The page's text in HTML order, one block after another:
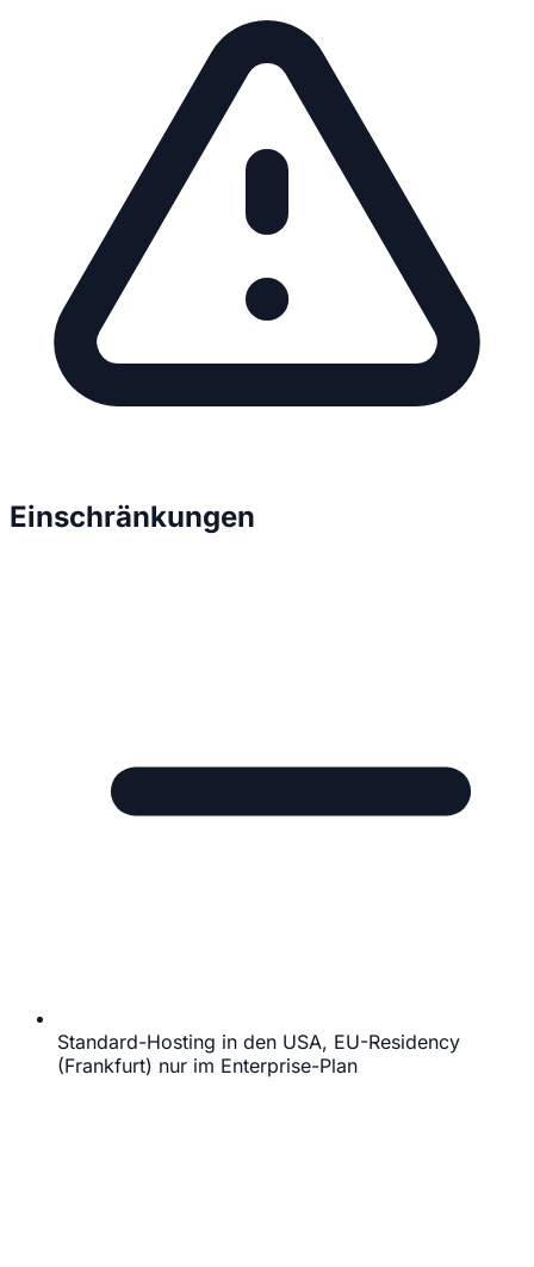
Einschränkungen
Standard-Hosting in den USA, EU-Residency
(Frankfurt) nur im Enterprise-Plan